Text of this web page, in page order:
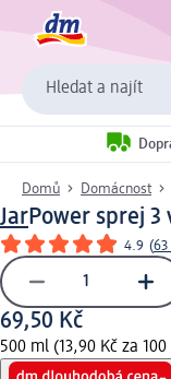
Hledat a najít
Domů Domácnost
JarPower sprej 3
4.9 (
69,50 Kč
500 ml (13,90 Kč za